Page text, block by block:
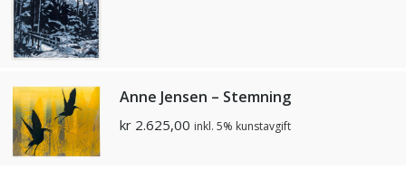
Anne Jensen – Stemning
kr 2.625,00 inkl. 5% kunstavgift